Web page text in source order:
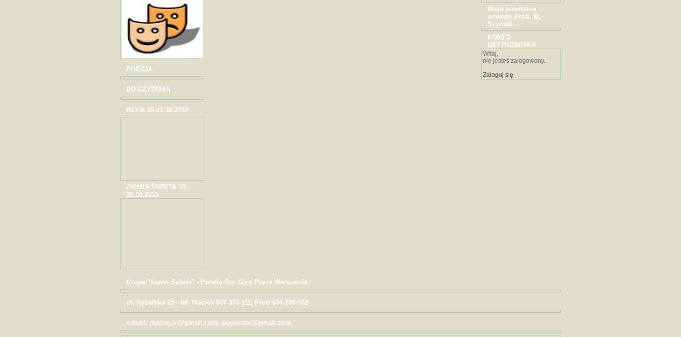
POEZJA
DO CZYTANIA
RZYM 16-23.10.2010
ZIEMIA ŚWIĘTA 19 -
26.04.2013
Msza powitalna
nowego Prob. M.
Szymali
KONTO
UŻYTKOWNIKA
Witaj,
nie jesteś zalogowany.
Zaloguj się
Grupa "Santo Subito" - Parafia Św. Ojca Pio w Warszawie
ul. Rybałtów 25 - tel. Maciek 607-370-111, Piotr 604-280-522
e-mail: maciej.tc@gmail.com, popoinke@gmail.com